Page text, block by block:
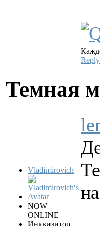
Reply
Темная
Vladimirovich
NOW
ONLINE